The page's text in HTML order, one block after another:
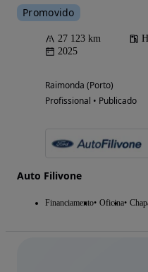
Promovido
27 123 km
2025
Raimonda (Porto)
Profissional • Publicado
Auto Filivone
Financiamento Oficina